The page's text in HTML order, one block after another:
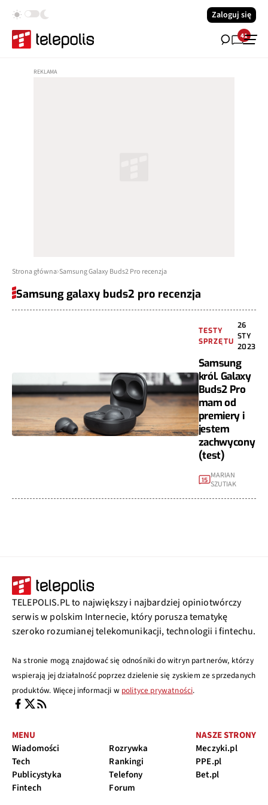
Zaloguj się
41
Strona główna Samsung Galaxy Buds2 Pro recenzja
Samsung galaxy buds2 pro recenzja
TESTY
SPRZĘTU
26
STY
2023
Samsung
król. Galaxy
Buds2 Pro
mam od
premiery i
jestem
zachwycony
(test)
15 MARIAN
SZUTIAK
TELEPOLIS.PL to największy i najbardziej opiniotwórczy
serwis w polskim Internecie, który porusza tematykę
szeroko rozumianej telekomunikacji, technologii i fintechu.
Na stronie mogą znajdować się odnośniki do witryn partnerów, którzy
wspierają jej działalność poprzez dzielenie się zyskiem ze sprzedanych
produktów. Więcej informacji w polityce prywatności.
MENU
Wiadomości
Tech
Publicystyka
Fintech
Rozrywka
Rankingi
Telefony
Forum
NASZE STRONY
Meczyki.pl
PPE.pl
Bet.pl